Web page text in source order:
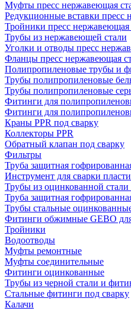
Муфты пресс нержавеющая
Редукционные вставки пресс
Тройники пресс нержавеющая
Трубы из нержавеющей стали
Уголки и отводы пресс
Фланцы пресс нержавеющая
Полипропиленовые трубы и
Трубы полипропиленовые
Трубы полипропиленовые
Фитинги для
Фитинги для
Краны PPR под сварку
Коллекторы PPR
Обратный клапан под сварку
Фильтры
Труба защитная
Инструмент для сварки
Трубы из оцинкованной
Труба защитная
Трубы стальные
Фитинги обжимные GEBO
Тройники
Водоотводы
Муфты ремонтные
Муфты соединительные
Фитинги оцинкованные
Трубы из черной стали и
Стальные фитинги под сварку
Калачи